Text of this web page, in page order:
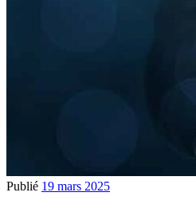
Publié 19 mars 2025